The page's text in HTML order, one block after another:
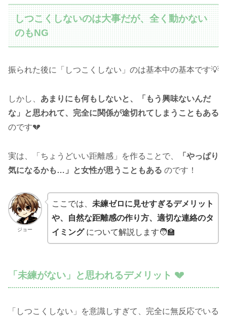
しつこくしないのは大事だが、全く動かない
のもNG
振られた後に「しつこくしない」のは基本中の基本です💡
しかし、 あまりにも何もしないと、「もう興味ないんだ
な」と思われて、完全に関係が途切れてしまうこともある
のです💔
実は、「ちょうどいい距離感」を作ることで、
「やっぱり
気になるかも…」と女性が思うこともある のです！
ジョー
ここでは、 未練ゼロに見せすぎるデメリット
や、自然な距離感の作り方、適切な連絡のタ
イミングについて解説します🧑‍🏫
「未練がない」と思われるデメリット 💔
「しつこくしない」を意識しすぎて、完全に無反応でいる